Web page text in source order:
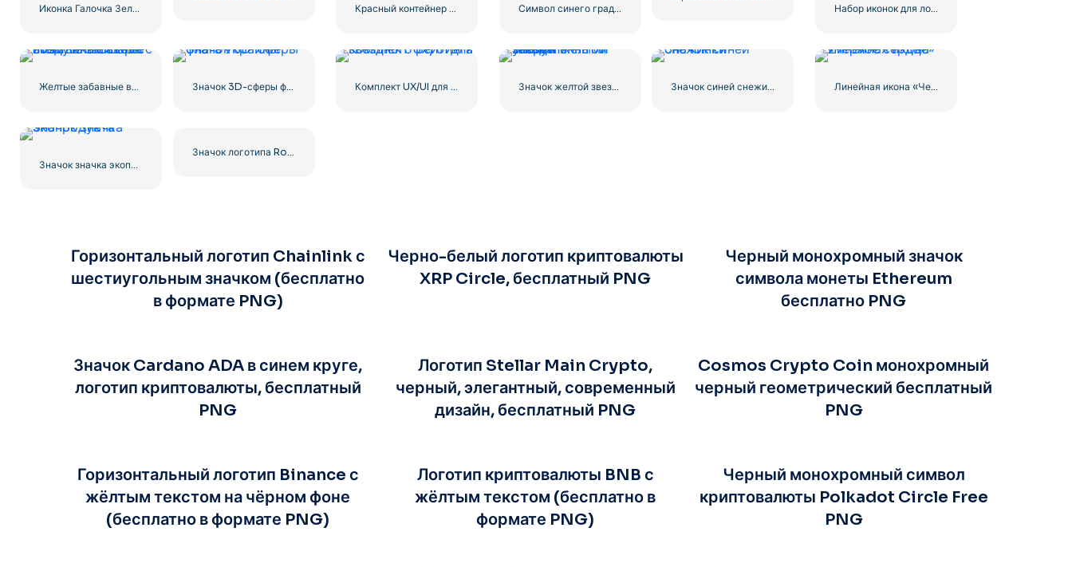
Иконка Галочка Зеленая
Красный контейнер для перевозки грузов по морю
Символ синего градиента Instagram
Набор иконок для логотипа Facebook
Желтые забавные воздушные шары с смайликами Love Значок 3D-сферы флага Украины Комплект UX/UI для звездного рейтинга Значок желтой звезды с закругленными углами Значок синей снежинки Линейная икона «Черное сердце» — 2
Значок значка экопродукта
Значок логотипа Roblox
Горизонтальный логотип Chainlink с
шестиугольным значком (бесплатно
в формате PNG)
Черно-белый логотип криптовалюты
XRP Circle, бесплатный PNG
Черный монохромный значок
символа монеты Ethereum
бесплатно PNG
Значок Cardano ADA в синем круге,
логотип криптовалюты, бесплатный
PNG
Логотип Stellar Main Crypto,
черный, элегантный, современный
дизайн, бесплатный PNG
Cosmos Crypto Coin монохромный
черный геометрический бесплатный
PNG
Горизонтальный логотип Binance с
жёлтым текстом на чёрном фоне
(бесплатно в формате PNG)
Логотип криптовалюты BNB с
жёлтым текстом (бесплатно в
формате PNG)
Черный монохромный символ
криптовалюты Polkadot Circle Free
PNG